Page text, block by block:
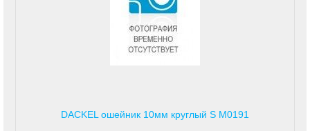
DACKEL ошейник 10мм круглый S М0191